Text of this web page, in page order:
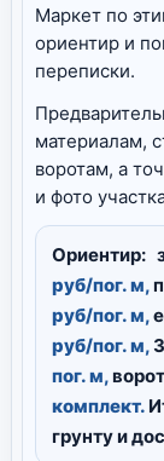
Маркет по
ориентир и
переписки.
материалам,
воротам, а
и фото
Ориентир:
руб/пог. м,
руб/пог. м,
руб/пог. м,
пог. м,
комплект.
грунту и